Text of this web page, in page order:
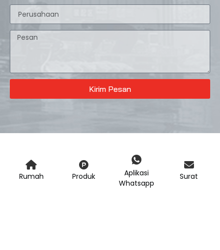
Kirim Pesan
Rumah Produk
Aplikasi
Whatsapp
Surat